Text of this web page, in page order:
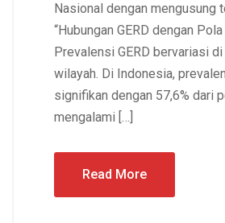
Nasional dengan mengusung
“Hubungan GERD dengan
Prevalensi GERD bervariasi
wilayah. Di Indonesia,
signifikan dengan 57,6% dari
mengalami […]
Read More